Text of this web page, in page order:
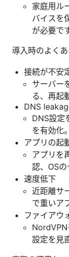
家庭用ル
バイスを
が必要です
導入時のよく
接続が不安
サーバー
る、再起
DNS
DNS設定
を有効化。
アプリの起
アプリを
認、OSの
速度低下
近距離サ
で重いア
ファイアウ
NordVPN
設定を見